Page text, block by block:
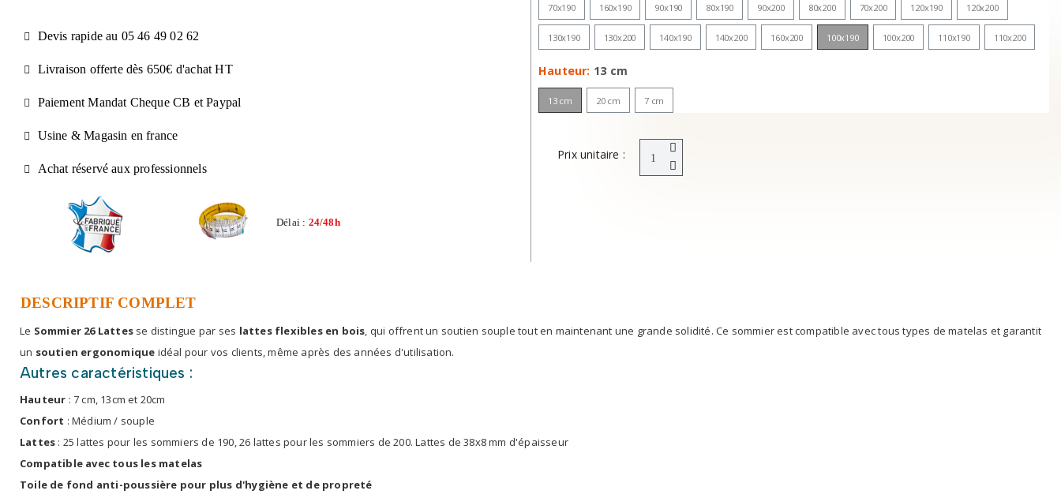
Devis rapide au 05 46 49 02 62
Livraison offerte dès 650€ d'achat​ HT
Paiement Mandat Cheque CB et Paypal​
Usine & Magasin en france
Achat réservé aux professionnels
Délai : 24/48h
70x190 160x190 90x190 80x190 90x200 80x200 70x200 120x190 120x200
130x190 130x200 140x190 140x200 160x200 100x190 100x200 110x190 110x200
Hauteur 13 cm
13 cm 20 cm 7 cm
Prix unitaire :
DESCRIPTIF COMPLET
Le Sommier 26 Lattes se distingue par ses lattes flexibles en bois, qui offrent un soutien souple tout en maintenant une grande solidité. Ce sommier est compatible avec tous types de matelas et garantit
un soutien ergonomique idéal pour vos clients, même après des années d'utilisation.
Autres caractéristiques :
Hauteur : 7 cm, 13cm et 20cm
Confort : Médium / souple
Lattes : 25 lattes pour les sommiers de 190, 26 lattes pour les sommiers de 200. Lattes de 38x8 mm d'épaisseur
Compatible avec tous les matelas
Toile de fond anti-poussière pour plus d'hygiène et de propreté